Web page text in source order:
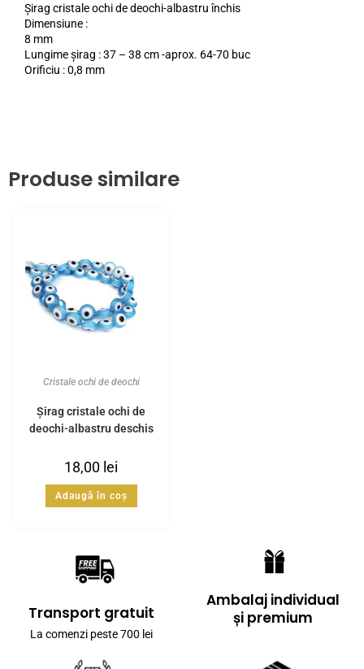
Șirag cristale ochi de deochi-albastru închis
Dimensiune :
8 mm
Lungime șirag : 37 – 38 cm -aprox. 64-70 buc
Orificiu : 0,8 mm
Produse similare
Cristale ochi de deochi
Șirag cristale ochi de
deochi-albastru deschis
18,00 lei
Adaugă în coș
Transport gratuit
La comenzi peste 700 lei
Ambalaj individual
și premium